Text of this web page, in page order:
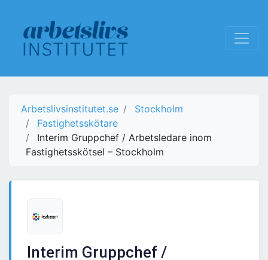
Arbetslivsinstitutet.se
Stockholm
Fastighetsskötare
Interim Gruppchef / Arbetsledare inom
Fastighetsskötsel – Stockholm
Interim Gruppchef /